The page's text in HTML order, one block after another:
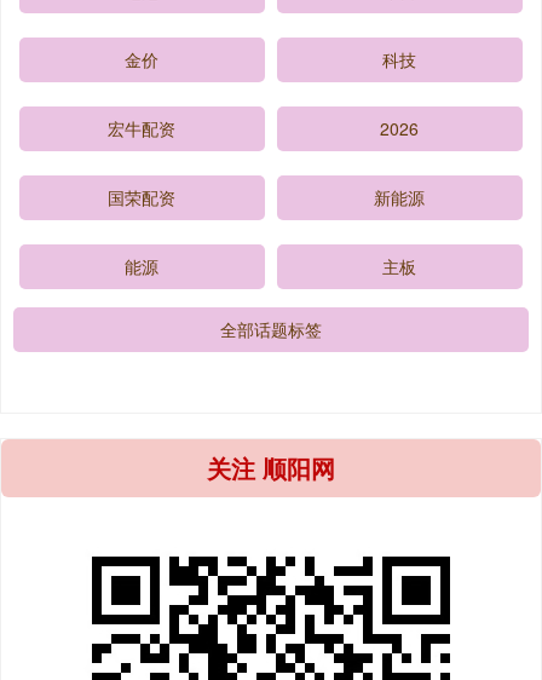
金价 科技
宏牛配资 2026
国荣配资 新能源
能源 主板
全部话题标签
关注 顺阳网